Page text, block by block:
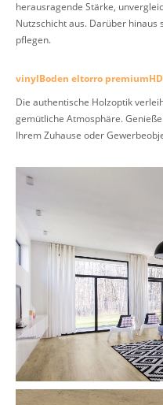
herausragende Stärke,
Nutzschicht aus. Darüber hinaus
pflegen.
vinylBoden eltorro
Die authentische Holzoptik
gemütliche Atmosphäre.
Ihrem Zuhause oder